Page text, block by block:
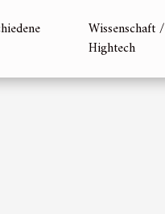
Wissenschaft /
Hightech